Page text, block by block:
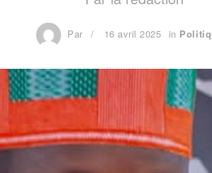
Par 16 avril 2025 in